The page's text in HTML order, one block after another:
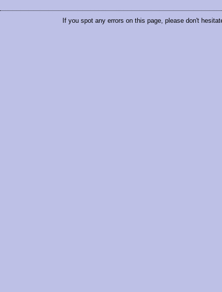
If you spot any errors on this page, please don't